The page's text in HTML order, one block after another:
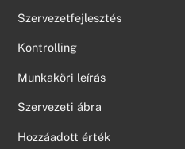
Szervezetfejlesztés
Kontrolling
Munkaköri leírás
Szervezeti ábra
Hozzáadott érték